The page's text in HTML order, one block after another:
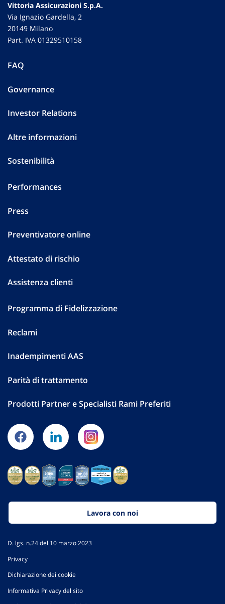
Vittoria Assicurazioni S.p.A.
Via Ignazio Gardella, 2
20149 Milano
Part. IVA 01329510158
FAQ
Governance
Investor Relations
Altre informazioni
Sostenibilità
Performances
Press
Preventivatore online
Attestato di rischio
Assistenza clienti
Programma di Fidelizzazione
Reclami
Inadempimenti AAS
Parità di trattamento
Prodotti Partner e Specialisti Rami Preferiti
Lavora con noi
D. lgs. n.24 del 10 marzo 2023
Privacy
Dichiarazione dei cookie
Informativa Privacy del sito